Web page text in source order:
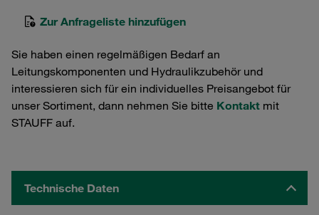
Zur Anfrageliste hinzufügen
Sie haben einen regelmäßigen Bedarf an
Leitungskomponenten und Hydraulikzubehör und
interessieren sich für ein individuelles Preisangebot für
unser Sortiment, dann nehmen Sie bitte Kontakt mit
STAUFF auf.
Technische Daten